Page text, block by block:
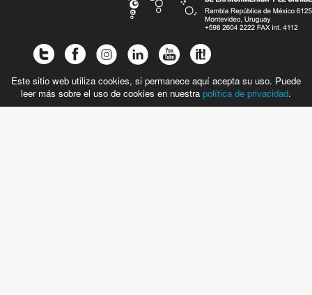
Este sitio web utiliza cookies, si permanece aquí acepta su uso. Puede
leer más sobre el uso de cookies en nuestra política de privacidad.